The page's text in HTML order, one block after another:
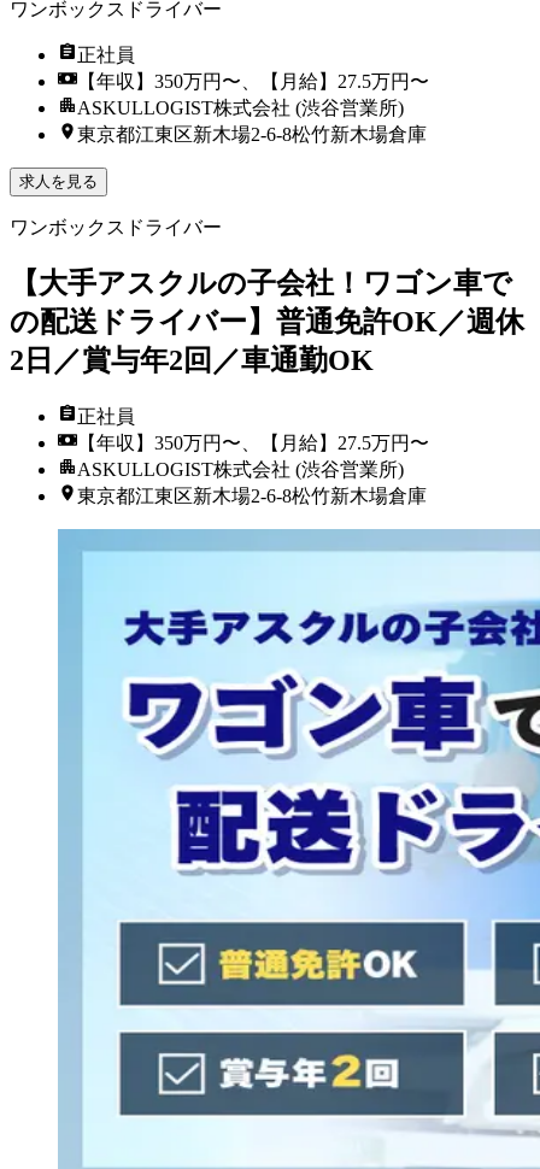
ワンボックスドライバー
正社員
【年収】350万円〜、【月給】27.5万円〜
ASKULLOGIST株式会社 (渋谷営業所)
東京都江東区新木場2-6-8松竹新木場倉庫
求人を見る
ワンボックスドライバー
【大手アスクルの子会社！ワゴン車で
の配送ドライバー】普通免許OK／週休
2日／賞与年2回／車通勤OK
正社員
【年収】350万円〜、【月給】27.5万円〜
ASKULLOGIST株式会社 (渋谷営業所)
東京都江東区新木場2-6-8松竹新木場倉庫